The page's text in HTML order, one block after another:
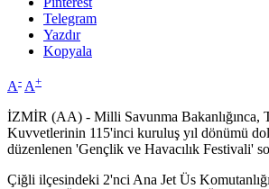
Telegram
Yazdır
Kopyala
A- A+
İZMİR (AA) - Milli Savunma Bakanlığınca,
Kuvvetlerinin 115'inci kuruluş yıl dönümü
düzenlenen 'Gençlik ve Havacılık Festivali'
Çiğli ilçesindeki 2'nci Ana Jet Üs